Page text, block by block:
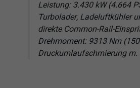
Leistung: 3.430 kW (4.664
Turbolader, Ladeluftkühler
direkte Common-Rail-
Drehmoment: 9313 Nm
Druckumlaufschmierung